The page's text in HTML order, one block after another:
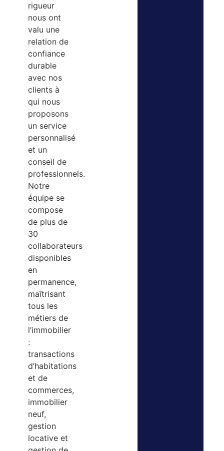
rigueur
nous ont
valu une
relation de
confiance
durable
avec nos
clients à
qui nous
proposons
un service
personnalisé
et un
conseil de
professionnels.
Notre
équipe se
compose
de plus de
30
collaborateurs
disponibles
en
permanence,
maîtrisant
tous les
métiers de
l’immobilier
:
transactions
d’habitations
et de
commerces,
immobilier
neuf,
gestion
locative et